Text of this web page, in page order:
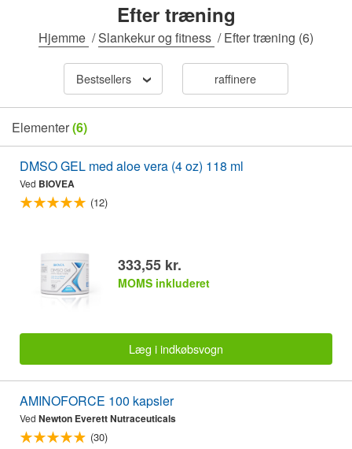
Efter træning
Hjemme /Slankekur og fitness /Efter træning (6)
Bestsellers raffinere
Elementer(6)
DMSO GEL med aloe vera (4 oz) 118 ml
Ved BIOVEA
(12)
333,55 kr.
MOMS inkluderet
Læg i indkøbsvogn
AMINOFORCE 100 kapsler
Ved Newton Everett Nutraceuticals
(30)